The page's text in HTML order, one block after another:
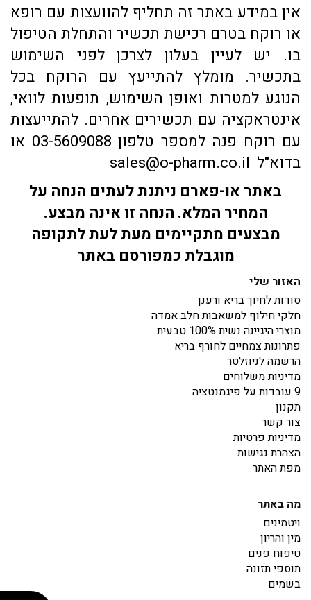
אין במידע באתר זה תחליף להוועצות עם רופא
או רוקח בטרם רכישת תכשיר והתחלת הטיפול
בו. יש לעיין בעלון לצרכן לפני השימוש
בתכשיר. מומלץ להתייעץ עם הרוקח בכל
הנוגע למטרות ואופן השימוש, תופעות לוואי,
אינטראקציה עם תכשירים אחרים. להתייעצות
עם רוקח פנה למספר טלפון 03-5609088 או
בדוא"ל sales@o-pharm.co.il
באתר או-פארם ניתנת לעתים הנחה על
המחיר המלא. הנחה זו אינה מבצע.
מבצעים מתקיימים מעת לעת לתקופה
מוגבלת כמפורסם באתר
האזור שלי
סודות לחיוך בריא ורענן
חלקי חילוף למשאבות חלב אמדה
מוצרי היגיינה נשית 100% טבעית
פתרונות צמחיים לחורף בריא
הרשמה לניוזלטר
מדיניות משלוחים
9 עובדות על פיגמנטציה
תקנון
צור קשר
מדיניות פרטיות
הצהרת נגישות
מפת האתר
מה באתר
ויטמינים
מין והריון
טיפוח פנים
תוספי תזונה
בשמים